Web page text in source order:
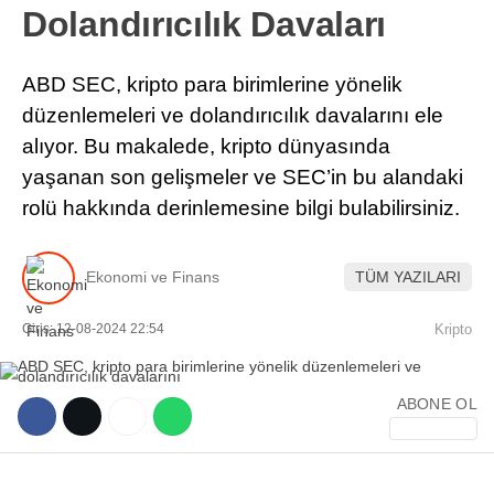
FINANS
BORSA
KRIPTO
TEKNOLOJI
OTOMOBIL
Dolandırıcılık Davaları
ABD SEC, kripto para birimlerine yönelik
düzenlemeleri ve dolandırıcılık davalarını ele
alıyor. Bu makalede, kripto dünyasında
yaşanan son gelişmeler ve SEC’in bu alandaki
rolü hakkında derinlemesine bilgi bulabilirsiniz.
Ekonomi ve Finans TÜM YAZILARI
Giriş: 12-08-2024 22:54 Kripto
ABONE OL